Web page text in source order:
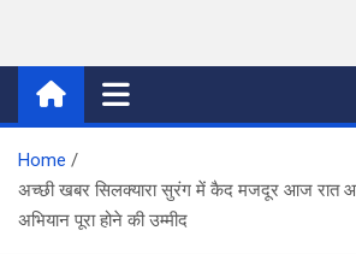
contentthetoptennews.com
Home
अच्छी खबर सिलक्यारा सुरंग में कैद मजदूर आज रात
अभियान पूरा होने की उम्मीद